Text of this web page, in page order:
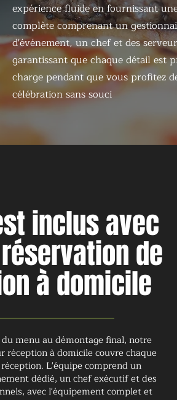
expérience fluide en fournissant
complète comprenant un
d'événement, un chef et des
garantissant que chaque détail est
charge pendant que vous profitez
célébration sans souci
inclus avec
de
à domicile
menu au démontage final, notre
réception à domicile couvre chaque
L'équipe comprend un
dédié, un chef exécutif et des
avec l'équipement complet et